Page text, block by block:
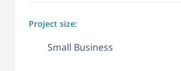
Project size:
Small Business